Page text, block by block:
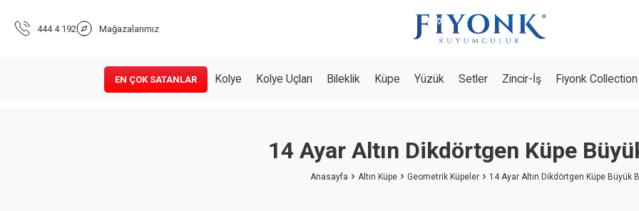
444 4 192 Mağazalarımız
EN ÇOK SATANLAR Kolye Kolye Uçları Bileklik Küpe Yüzük Setler Zincir-İş Fiyonk Collection
14 Ayar Altın Dikdörtgen Küpe
Anasayfa Altın Küpe Geometrik Küpeler 14 Ayar Altın Dikdörtgen Küpe Büyük